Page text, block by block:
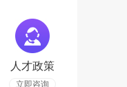
人才政策
立即咨询